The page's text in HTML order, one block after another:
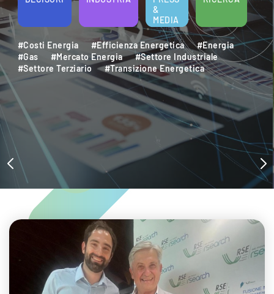
&
MEDIA
#Costi Energia #Efficienza Energetica
#Energia
#Gas
#Mercato Energia
#Settore Industriale
#Settore Terziario
#Transizione Energetica